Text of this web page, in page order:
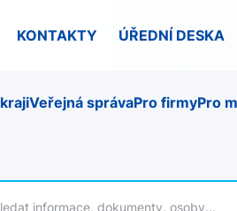
KONTAKTY ÚŘEDNÍ DESKA
Veřejná správaPro firmyPro